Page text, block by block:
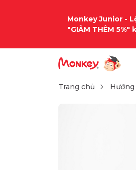
Monkey Junior -
"GIẢM THÊM
Trang chủ